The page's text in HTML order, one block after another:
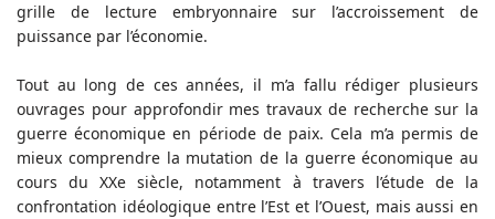
grille de lecture embryonnaire sur l’accroissement de
puissance par l’économie.
Tout au long de ces années, il m’a fallu rédiger plusieurs
ouvrages pour approfondir mes travaux de recherche sur la
guerre économique en période de paix. Cela m’a permis de
mieux comprendre la mutation de la guerre économique au
cours du XXe siècle, notamment à travers l’étude de la
confrontation idéologique entre l’Est et l’Ouest, mais aussi en